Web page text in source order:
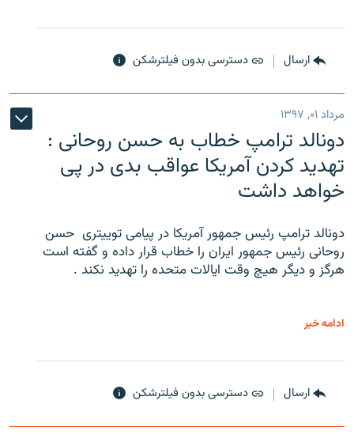
ارسال دسترسی بدون فیلترشکن
مرداد ۰۱, ۱۳۹۷
دونالد ترامپ خطاب به حسن روحانی :
تهدید کردن آمریکا عواقب بدی در پی
خواهد داشت
دونالد ترامپ رئیس جمهور آمریکا در پیامی توییتری ‌ حسن
روحانی رئیس جمهور ایران را خطاب قرار داده و گفته است
هرگز و دیگر هیچ وقت ایالات متحده را تهدید نکند .
ادامه خبر
ارسال دسترسی بدون فیلترشکن